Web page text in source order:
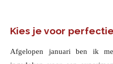
Kies je voor
Afgelopen januari ben ik